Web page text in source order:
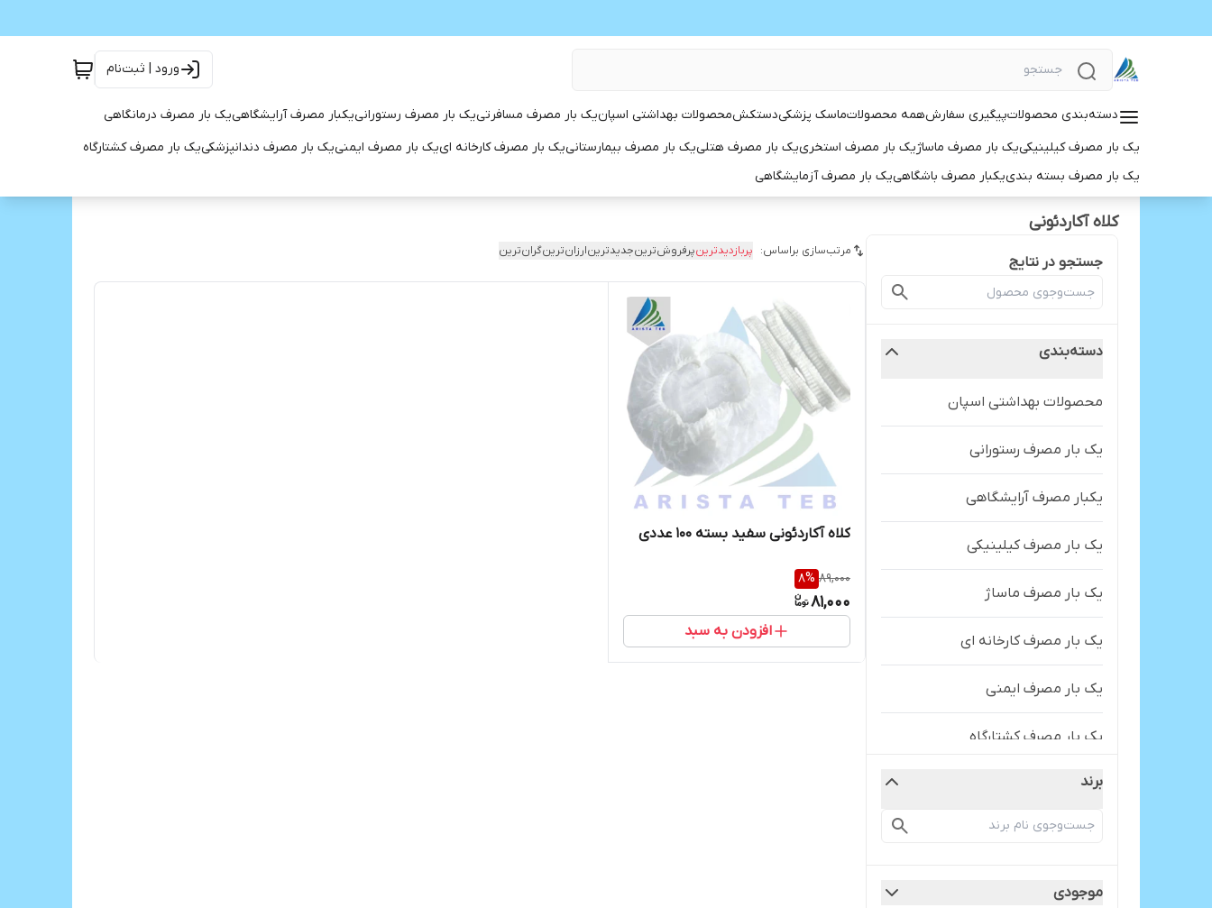
ورود | ثبت‌نام
دسته‌بندی محصولاتپیگیری سفارشهمه محصولاتماسک پزشکیدستکشمحصولات بهداشتی اسپانیک بار مصرف مسافرتییک بار مصرف رستورانییکبار مصرف آرایشگاهییک بار مصرف درمانگاهی
یک بار مصرف کیلینیکییک بار مصرف ماساژیک بار مصرف استخرییک بار مصرف هتلییک بار مصرف بیمارستانییک بار مصرف کارخانه اییک بار مصرف ایمنییک بار مصرف دندانپزشکییک بار مصرف کشتارگاه
یک بار مصرف بسته بندییکبار مصرف باشگاهییک بار مصرف آزمایشگاهی
کلاه آکاردئونی
جستجو در نتایج
دسته‌بندی
محصولات بهداشتی اسپان
یک بار مصرف رستورانی
یکبار مصرف آرایشگاهی
یک بار مصرف کیلینیکی
یک بار مصرف ماساژ
یک بار مصرف کارخانه ای
یک بار مصرف ایمنی
یک بار مصرف کشتارگاه
یک بار مصرف آزمایشگاهی
برند
موجودی
مرتب‌سازی براساس: پربازدیدترینپرفروش‌ترینجدیدترینارزان‌ترینگران‌ترین
کلاه آکاردئونی سفید بسته ۱۰۰ عددی
89,000
8%
81,000
افزودن به سبد